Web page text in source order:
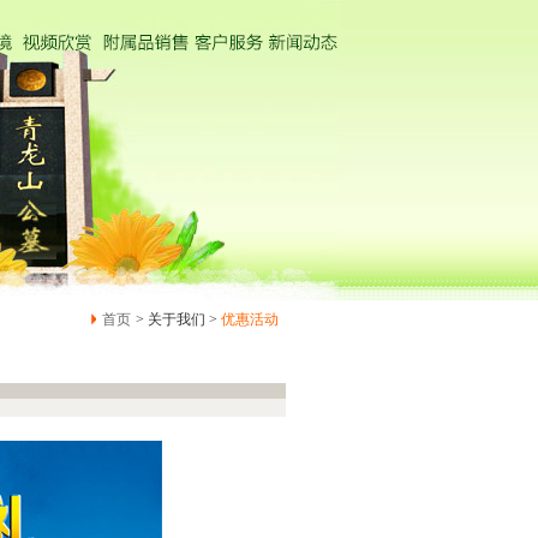
首页 > 关于我们 > 优惠活动